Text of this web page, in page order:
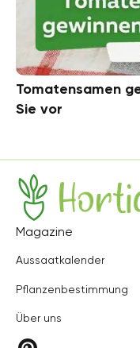
Tomatensamen
Sie vor
Hortica
Magazine
Aussaatkalender
Pflanzenbestimmung
Über uns